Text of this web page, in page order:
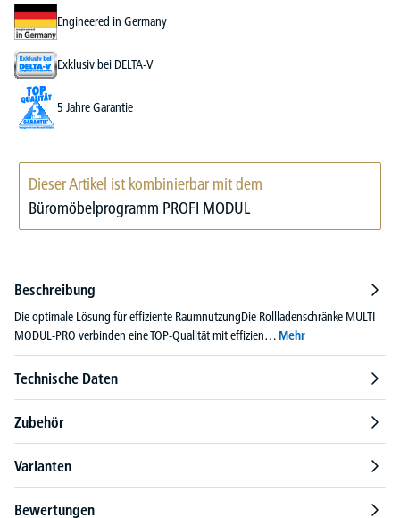
Engineered in Germany
Exklusiv bei DELTA-V
5 Jahre Garantie
Dieser Artikel ist kombinierbar mit dem
Büromöbelprogramm PROFI MODUL
Beschreibung
Die optimale Lösung für effiziente RaumnutzungDie Rollladenschränke MULTI
MODUL-PRO verbinden eine TOP-Qualität mit effizien… Mehr
Technische Daten
Zubehör
Varianten
Bewertungen